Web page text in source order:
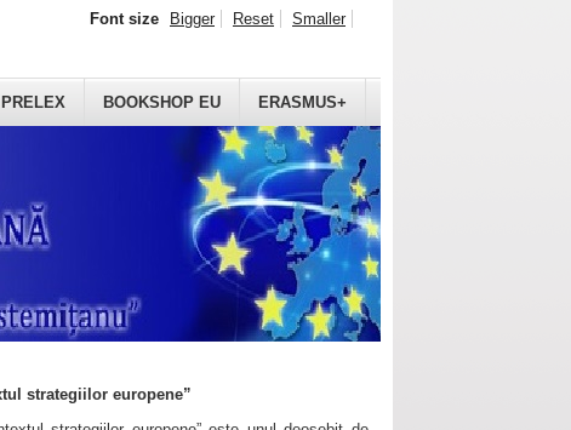
PRELEX BOOKSHOP EU ERASMUS+
Font size Bigger Reset Smaller
strategiilor europene”